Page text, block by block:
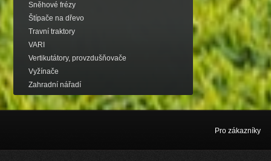
Sněhové frézy
Štípače na dřevo
Travní traktory
VARI
Vertikutátory, provzdušňovače
Vyžínače
Zahradní nářadí
Pro zákazníky